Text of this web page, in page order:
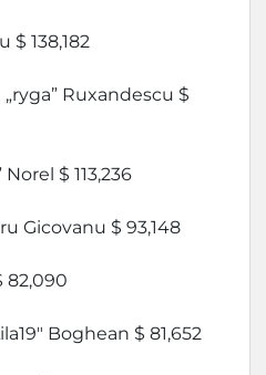
$ 138,182
Ruxandescu $
$ 113,236
Gicovanu $ 93,148
82,090
Boghean $ 81,652